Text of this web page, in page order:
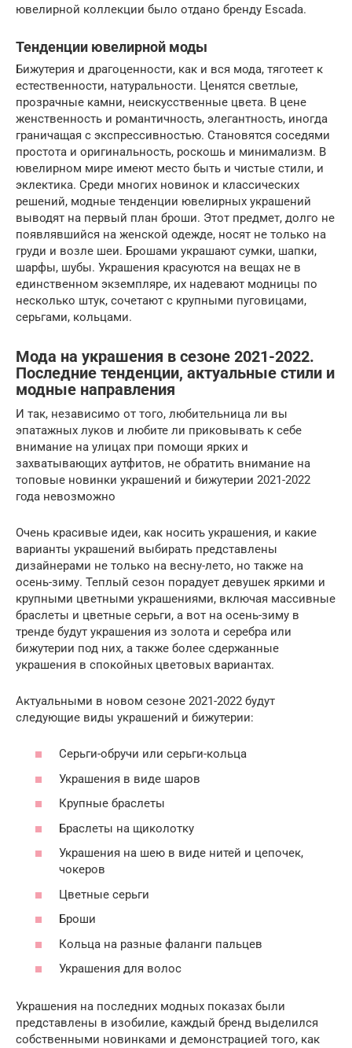
ювелирной коллекции было отдано бренду Escada.
Тенденции ювелирной моды
Бижутерия и драгоценности, как и вся мода, тяготеет к
естественности, натуральности. Ценятся светлые,
прозрачные камни, неискусственные цвета. В цене
женственность и романтичность, элегантность, иногда
граничащая с экспрессивностью. Становятся соседями
простота и оригинальность, роскошь и минимализм. В
ювелирном мире имеют место быть и чистые стили, и
эклектика. Среди многих новинок и классических
решений, модные тенденции ювелирных украшений
выводят на первый план броши. Этот предмет, долго не
появлявшийся на женской одежде, носят не только на
груди и возле шеи. Брошами украшают сумки, шапки,
шарфы, шубы. Украшения красуются на вещах не в
единственном экземпляре, их надевают модницы по
несколько штук, сочетают с крупными пуговицами,
серьгами, кольцами.
Мода на украшения в сезоне 2021-2022.
Последние тенденции, актуальные стили и
модные направления
И так, независимо от того, любительница ли вы
эпатажных луков и любите ли приковывать к себе
внимание на улицах при помощи ярких и
захватывающих аутфитов, не обратить внимание на
топовые новинки украшений и бижутерии 2021-2022
года невозможно
Очень красивые идеи, как носить украшения, и какие
варианты украшений выбирать представлены
дизайнерами не только на весну-лето, но также на
осень-зиму. Теплый сезон порадует девушек яркими и
крупными цветными украшениями, включая массивные
браслеты и цветные серьги, а вот на осень-зиму в
тренде будут украшения из золота и серебра или
бижутерии под них, а также более сдержанные
украшения в спокойных цветовых вариантах.
Актуальными в новом сезоне 2021-2022 будут
следующие виды украшений и бижутерии:
Серьги-обручи или серьги-кольца
Украшения в виде шаров
Крупные браслеты
Браслеты на щиколотку
Украшения на шею в виде нитей и цепочек,
чокеров
Цветные серьги
Броши
Кольца на разные фаланги пальцев
Украшения для волос
Украшения на последних модных показах были
представлены в изобилие, каждый бренд выделился
собственными новинками и демонстрацией того, как